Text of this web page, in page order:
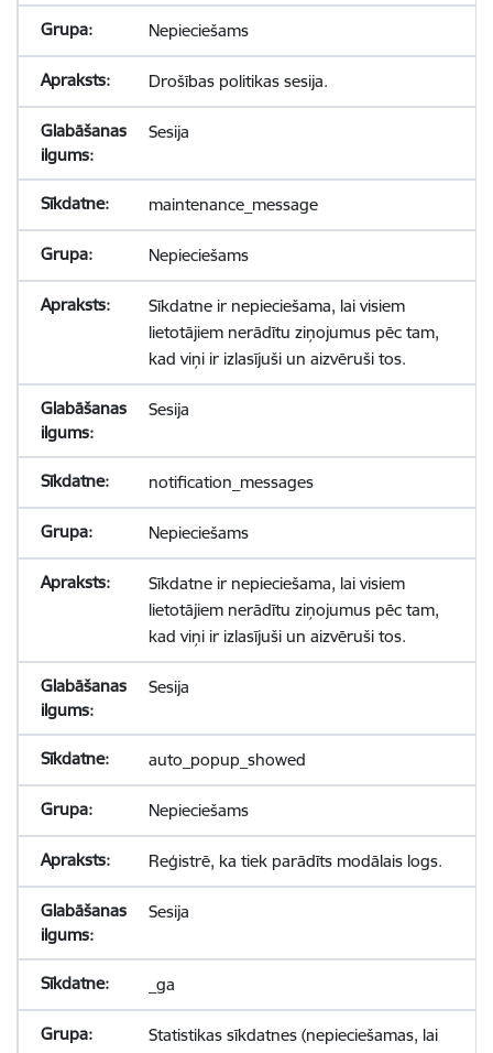
Nepieciešams
Drošības politikas sesija.
Sesija
maintenance_message
Nepieciešams
Sīkdatne ir nepieciešama, lai visiem
lietotājiem nerādītu ziņojumus pēc tam,
kad viņi ir izlasījuši un aizvēruši tos.
Sesija
notification_messages
Nepieciešams
Sīkdatne ir nepieciešama, lai visiem
lietotājiem nerādītu ziņojumus pēc tam,
kad viņi ir izlasījuši un aizvēruši tos.
Sesija
auto_popup_showed
Nepieciešams
Reģistrē, ka tiek parādīts modālais logs.
Sesija
_ga
Statistikas sīkdatnes (nepieciešamas, lai